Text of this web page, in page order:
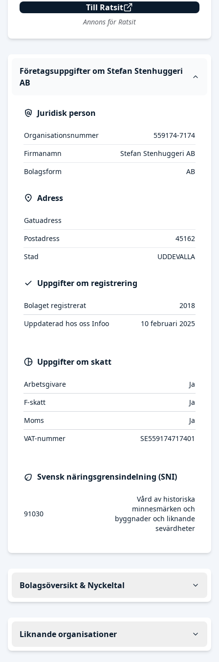
Till Ratsit
Annons för Ratsit
Företagsuppgifter om Stefan Stenhuggeri
AB
Juridisk person
Organisationsnummer
559174-7174
Firmanamn
Stefan Stenhuggeri AB
Bolagsform
AB
Adress
Gatuadress
Postadress
45162
Stad
UDDEVALLA
Uppgifter om registrering
Bolaget registrerat
2018
Uppdaterad hos oss Infoo
10 februari 2025
Uppgifter om skatt
Arbetsgivare
Ja
F-skatt
Ja
Moms
Ja
VAT-nummer
SE559174717401
Svensk näringsgrensindelning (SNI)
91030
Vård av historiska
minnesmärken och
byggnader och liknande
sevärdheter
Bolagsöversikt & Nyckeltal
Liknande organisationer